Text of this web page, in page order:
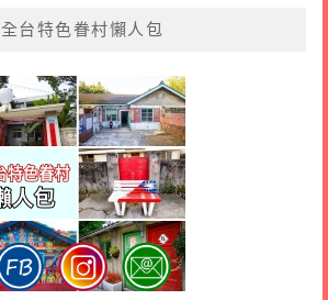
全台特色眷村懶人包